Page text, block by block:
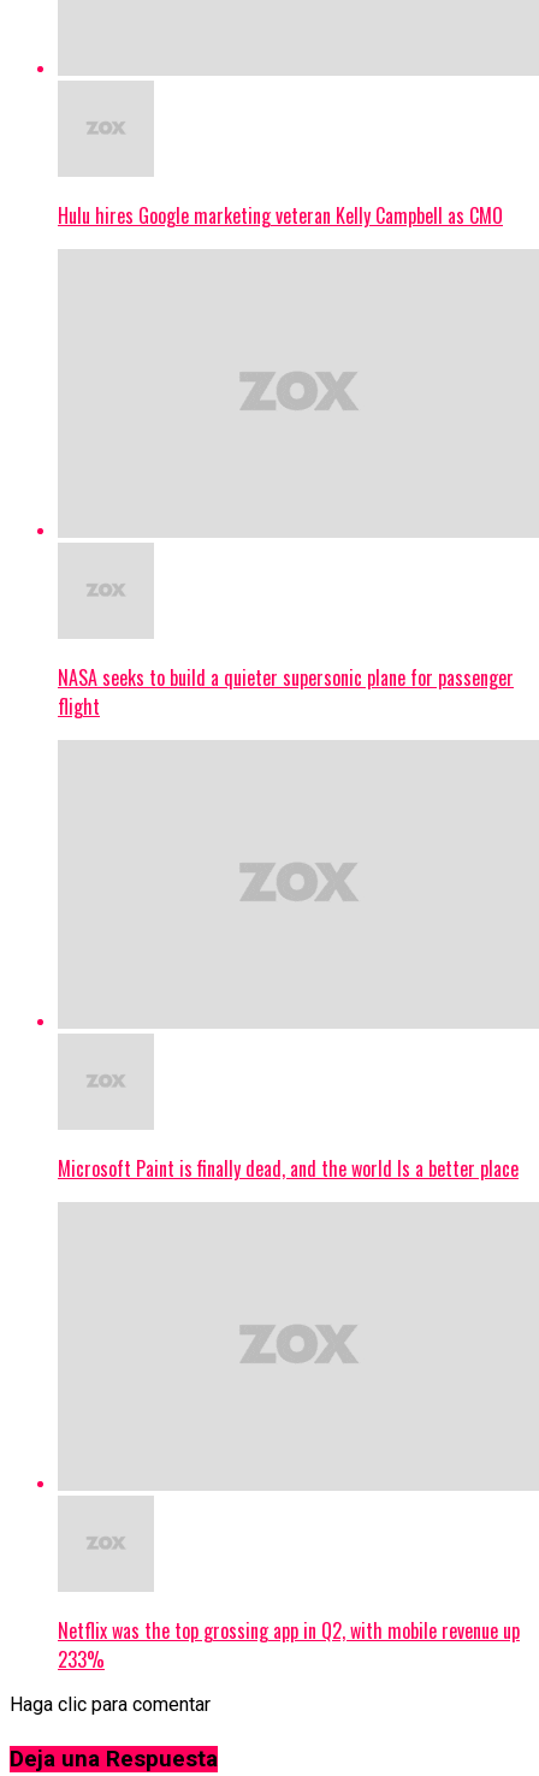
Hulu hires Google marketing veteran Kelly Campbell as CMO
NASA seeks to build a quieter supersonic plane for passenger
flight
Microsoft Paint is finally dead, and the world Is a better place
Netflix was the top grossing app in Q2, with mobile revenue up
233%
Haga clic para comentar
Deja una Respuesta